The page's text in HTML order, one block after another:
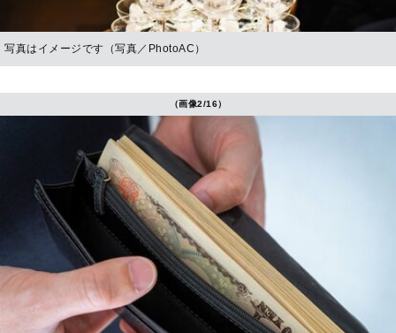
写真はイメージです（写真／PhotoAC）
（画像2/16）